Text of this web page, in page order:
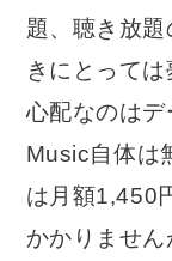
題、聴き放題
きにとって
心配なのは
Music自体は
は月額1,450
かかりませ